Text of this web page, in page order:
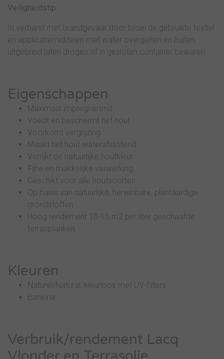
Veiligheidstip
In verband met brandgevaar door broei de gebruikte textiel
en applicatiemiddelen met water overgieten en buiten
uitgebreid laten drogen of in gesloten container bewaren.
Eigenschappen
Maximaal impregnerend
Voedt en beschermt het hout
Voorkomt vergrijzing
Maakt het hout waterafstotend
Verrijkt de natuurlijke houtkleur
Fijne en makkelijke verwerking
Geschikt voor alle houtsoorten
Op basis van natuurlijke, herwinbare, plantaardige
grondstoffen
Hoog rendement 10-15 m2 per liter geschaafde
terrasplanken
Kleuren
Naturel/Natural, kleurloos met UV-filters
Bankirai
Verbruik/rendement Lacq